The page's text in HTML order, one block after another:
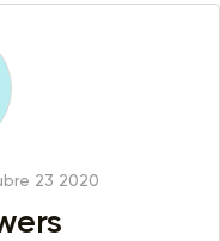
23 2020